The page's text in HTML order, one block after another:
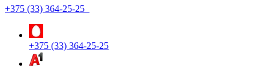
+375 (33) 364-25-25
+375 (33) 364-25-25